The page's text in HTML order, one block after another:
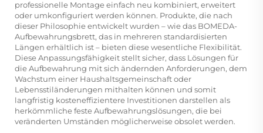
professionelle Montage einfach neu kombiniert, erweitert
oder umkonfiguriert werden können. Produkte, die nach
dieser Philosophie entwickelt wurden – wie das BOMEDA-
Aufbewahrungsbrett, das in mehreren standardisierten
Längen erhältlich ist – bieten diese wesentliche Flexibilität.
Diese Anpassungsfähigkeit stellt sicher, dass Lösungen für
die Aufbewahrung mit sich ändernden Anforderungen, dem
Wachstum einer Haushaltsgemeinschaft oder
Lebensstiländerungen mithalten können und somit
langfristig kosteneffizientere Investitionen darstellen als
herkömmliche feste Aufbewahrungslösungen, die bei
veränderten Umständen möglicherweise obsolet werden.